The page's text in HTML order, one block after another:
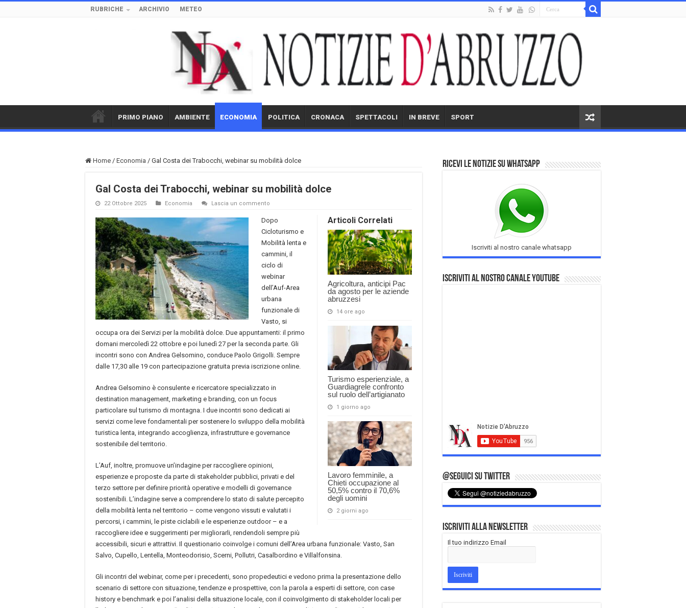
RUBRICHE ARCHIVIO METEO
PRIMO PIANO AMBIENTE ECONOMIA POLITICA CRONACA SPETTACOLI IN BREVE SPORT
Home / Economia / Gal Costa dei Trabocchi, webinar su mobilità dolce
Gal Costa dei Trabocchi, webinar su mobilità dolce
22 Ottobre 2025 Economia Lascia un commento
Articoli Correlati
Agricoltura, anticipi Pac
da agosto per le aziende
abruzzesi
14 ore ago
Turismo esperienziale, a
Guardiagrele confronto
sul ruolo dell’artigianato
1 giorno ago
Lavoro femminile, a
Chieti occupazione al
50,5% contro il 70,6%
degli uomini
2 giorni ago
Dopo
Cicloturismo e
Mobilità lenta e
cammini, il
ciclo di
webinar
dell’Auf-Area
urbana
funzionale di
Vasto, si
occupa ora dei Servizi per la mobilità dolce. Due appuntamenti: il primo
domani mercoledì 22 ottobre e poi lunedì 27 per la seconda parte. Gli
incontri sono con Andrea Gelsomino, conduce Paolo Grigolli. Sempre
dalle 17,30 alle 19 con partecipazione gratuita previa iscrizione online.
Andrea Gelsomino è consulente e ricercatore specializzato in
destination management, marketing e branding, con un focus
particolare sul turismo di montagna. I due incontri sono dedicati ai
servizi come leve fondamentali per sostenere lo sviluppo della mobilità
turistica lenta, integrando accoglienza, infrastrutture e governance
sostenibile del territorio.
L’Auf, inoltre, promuove un’indagine per raccogliere opinioni,
esperienze e proposte da parte di stakeholder pubblici, privati e del
terzo settore per definire priorità operative e modelli di governance
sostenibili. L’indagine serve a comprendere lo stato di salute percepito
della mobilità lenta nel territorio – come vengono vissuti e valutati i
percorsi, i cammini, le piste ciclabili e le esperienze outdoor – e a
raccogliere idee e suggerimenti per migliorarli, rendendoli sempre più
accessibili, sicuri e attrattivi. Il questionario coinvolge i comuni dell’Area urbana funzionale: Vasto, San
Salvo, Cupello, Lentella, Monteodorisio, Scerni, Pollutri, Casalbordino e Villalfonsina.
Gli incontri del webinar, come per i precedenti, sono propedeutici e vedono prima la presentazione dello
scenario di settore con situazione, tendenze e prospettive, con la parola a esperti di settore, con case
history e benchmark e poi l’analisi della situazione locale, con il coinvolgimento di stakeholder locali per
Ricevi le notizie su Whatsapp
Iscriviti al nostro canale whatsapp
Iscriviti al nostro Canale Youtube
@Seguici su Twitter
Iscriviti alla Newsletter
Il tuo indirizzo Email